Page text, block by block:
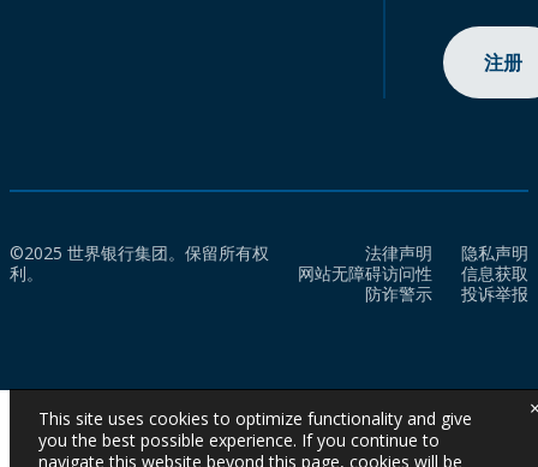
注册
©2025 世界银行集团。保留所有权
利。
法律声明
隐私声明
网站无障碍访问性
信息获取
防诈警示
投诉举报
This site uses cookies to optimize functionality and give
you the best possible experience. If you continue to
navigate this website beyond this page, cookies will be